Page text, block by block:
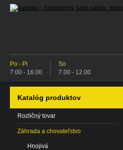
Po - Pi
7.00 - 16.00
So
7.00 - 12.00
Katalóg produktov
Rozličný tovar
Záhrada a chovateľstvo
Hnojivá